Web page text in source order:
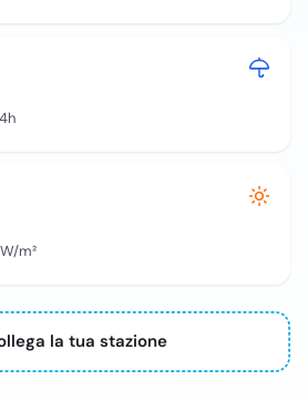
W/m²
la tua stazione